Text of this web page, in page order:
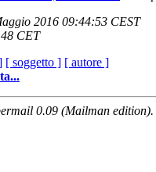
2016 09:44:53 CEST
CET
[ soggetto ] [ autore ]
0.09 (Mailman edition).